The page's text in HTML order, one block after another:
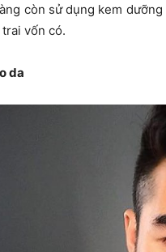
còn sử dụng kem
vốn có.
da